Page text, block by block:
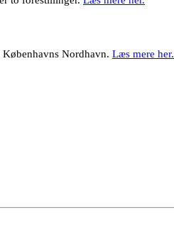
Nordhavn. Læs mere her.